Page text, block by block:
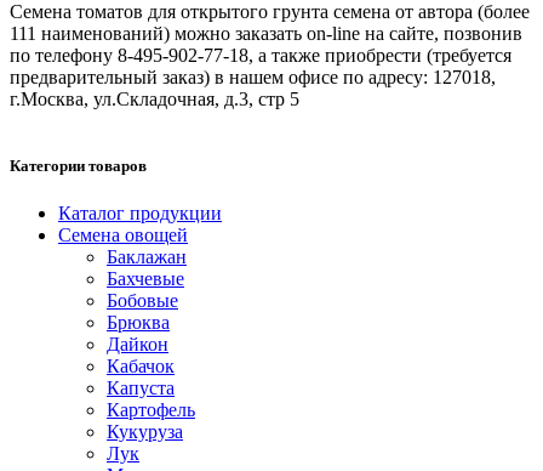
Семена томатов для открытого грунта семена от автора (более
111 наименований) можно заказать on-line на сайте, позвонив
по телефону 8-495-902-77-18, а также приобрести (требуется
предварительный заказ) в нашем офисе по адресу: 127018,
г.Москва, ул.Складочная, д.3, стр 5
Категории товаров
Каталог продукции
Семена овощей
Баклажан
Бахчевые
Бобовые
Брюква
Дайкон
Кабачок
Капуста
Картофель
Кукуруза
Лук